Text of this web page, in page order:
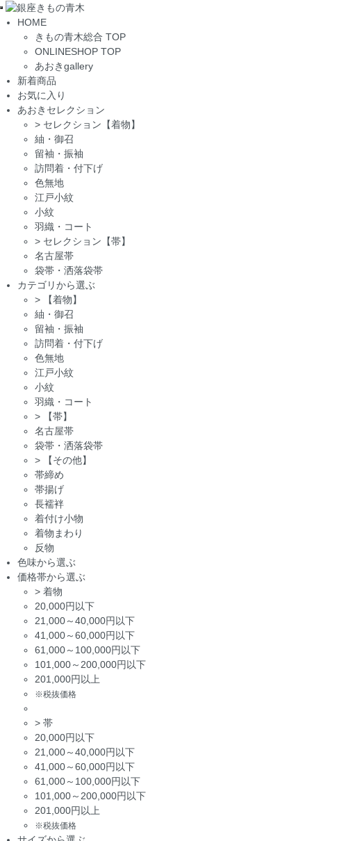
Toggle
navigation
HOME
きもの青木総合 TOP
ONLINESHOP TOP
あおきgallery
新着商品
お気に入り
あおきセレクション
> セレクション【着物】
紬・御召
留袖・振袖
訪問着・付下げ
色無地
江戸小紋
小紋
羽織・コート
> セレクション【帯】
名古屋帯
袋帯・洒落袋帯
カテゴリから選ぶ
>
【着物】
紬・御召
留袖・振袖
訪問着・付下げ
色無地
江戸小紋
小紋
羽織・コート
>
【帯】
名古屋帯
袋帯・洒落袋帯
>
【その他】
帯締め
帯揚げ
長襦袢
着付け小物
着物まわり
反物
色味から選ぶ
価格帯から選ぶ
> 着物
20,000円以下
21,000～40,000円以下
41,000～60,000円以下
61,000～100,000円以下
101,000～200,000円以下
201,000円以上
※税抜価格
> 帯
20,000円以下
21,000～40,000円以下
41,000～60,000円以下
61,000～100,000円以下
101,000～200,000円以下
201,000円以上
※税抜価格